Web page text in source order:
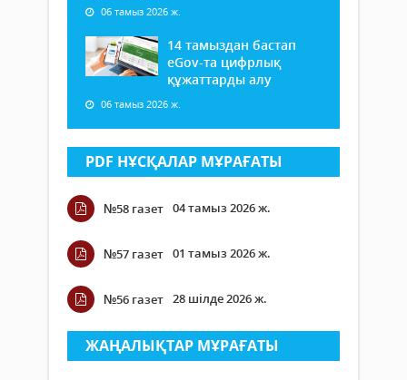
06 тамыз 2026 ж.
14 тамыздан бастап
еGov-та цифрлық
құжаттарды алу
06 тамыз 2026 ж.
PDF НҰСҚАЛАР МҰРАҒАТЫ
№58 газет 04 тамыз 2026 ж.
№57 газет 01 тамыз 2026 ж.
№56 газет 28 шілде 2026 ж.
ЖАҢАЛЫҚТАР МҰРАҒАТЫ